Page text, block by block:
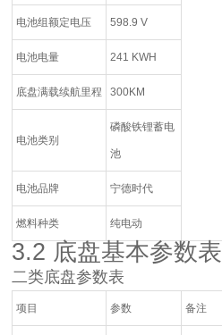
电池组额定电压 598.9 V
电池电量 241 KWH
底盘满载续航里程 300KM
电池类别
磷酸铁锂蓄电
池
电池品牌 宁德时代
燃料种类 纯电动
3.2 底盘基本参数表
二类底盘参数表
项目 参数 备注